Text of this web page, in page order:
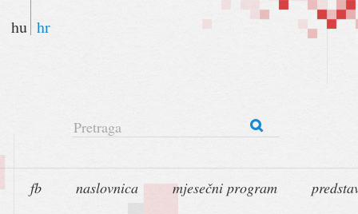
hu hr
Pretraga
fb naslovnica mjesečni program